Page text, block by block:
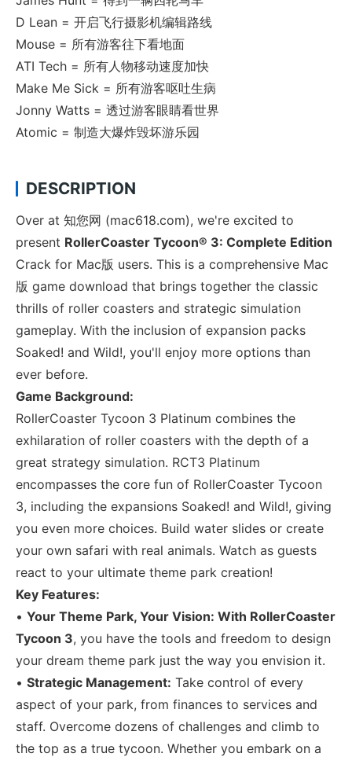
D Lean = 开启飞行摄影机编辑路线
Mouse = 所有游客往下看地面
ATI Tech = 所有人物移动速度加快
Make Me Sick = 所有游客呕吐生病
Jonny Watts = 透过游客眼睛看世界
Atomic = 制造大爆炸毁坏游乐园
DESCRIPTION
Over at 知您网 (mac618.com), we're excited to
present RollerCoaster Tycoon® 3: Complete Edition
Crack for Mac版 users. This is a comprehensive Mac
版 game download that brings together the classic
thrills of roller coasters and strategic simulation
gameplay. With the inclusion of expansion packs
Soaked! and Wild!, you'll enjoy more options than
ever before.
Game Background:
RollerCoaster Tycoon 3 Platinum combines the
exhilaration of roller coasters with the depth of a
great strategy simulation. RCT3 Platinum
encompasses the core fun of RollerCoaster Tycoon
3, including the expansions Soaked! and Wild!, giving
you even more choices. Build water slides or create
your own safari with real animals. Watch as guests
react to your ultimate theme park creation!
Key Features:
• Your Theme Park, Your Vision: With RollerCoaster
Tycoon 3, you have the tools and freedom to design
your dream theme park just the way you envision it.
• Strategic Management: Take control of every
aspect of your park, from finances to services and
staff. Overcome dozens of challenges and climb to
the top as a true tycoon. Whether you embark on a